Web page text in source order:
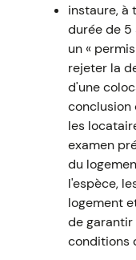
instaure, à
durée de 5
un «
rejeter la
d'une
conclusion
les
examen
du
l'espèce,
logement
de garantir
conditions